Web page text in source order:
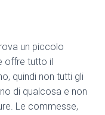
un piccolo
offre tutto il
quindi non tutti gli
di qualcosa e non
Le commesse,